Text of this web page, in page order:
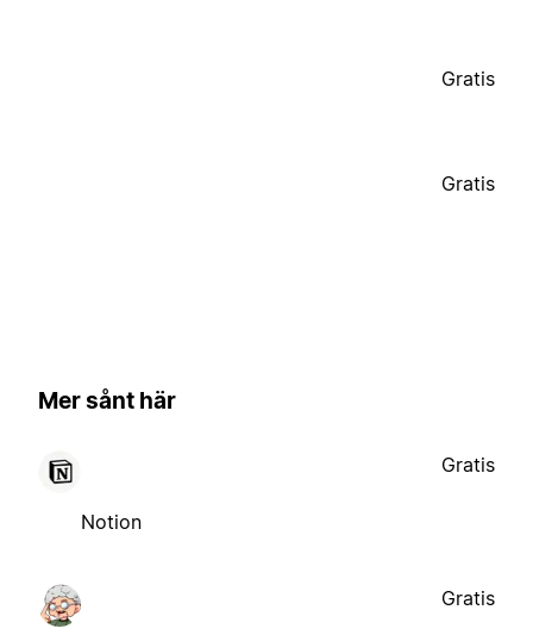
Gratis
Gratis
Mer sånt här
Notion
Gratis
Gratis